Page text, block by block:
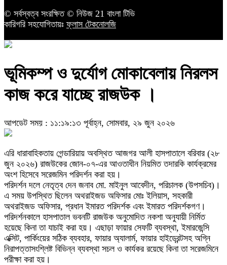
© সর্বস্বত্ব সংরক্ষিত © নিউজ 21 বাংলা টিভি
কারিগরি সহযোগিতায়ঃফ্লাস টেকনোলজি
ভূমিকম্প ও দুর্যোগ মোকাবেলায় নিরলস
কাজ করে যাচ্ছে রাজউক ।
আপডেট সময় : ১১:১৯:১৩ পূর্বাহ্ন, সোমবার, ২৯ জুন ২০২৬
এরি ধারাবাহিকতায় গেন্ডারিয়ায় অবস্থিত আজগর আলী হাসপাতালে বরিবার (২৮
জুন ২০২৬) রাজউকের জোন-০৭-এর আওতাধীন নিয়মিত তদারকি কার্যক্রমের
অংশ হিসেবে সরেজমিন পরিদর্শন করা হয়।
পরিদর্শন দলে নেতৃত্ব দেন জনাব মো. মাইনুল আবেদীন, পরিচালক (উপসচিব)।
এ সময় উপস্থিত ছিলেন অথরাইজড অফিসার মোঃ ইলিয়াস, সহকারী
অথরাইজড অফিসার, প্রধান ইমারত পরিদর্শক এবং ইমারত পরিদর্শকগণ।
পরিদর্শনকালে হাসপাতাল ভবনটি রাজউক অনুমোদিত নকশা অনুযায়ী নির্মিত
হয়েছে কিনা তা যাচাই করা হয়। এছাড়া ফায়ার সেফটি ব্যবস্থা, ইমারজেন্সি
এক্সিট, পার্কিংয়ের সঠিক ব্যবহার, ফায়ার অ্যালার্ম, ফায়ার হাইড্রেন্টসহ অগ্নি
নিরাপত্তাসংশ্লিষ্ট বিভিন্ন ব্যবস্থা সচল ও কার্যকর রয়েছে কিনা তা সরেজমিনে
পরীক্ষা করা হয়।